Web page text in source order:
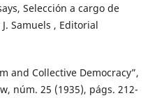
Selección a cargo de
Samuels , Editorial
and Collective Democracy”,
núm. 25 (1935), págs. 212-